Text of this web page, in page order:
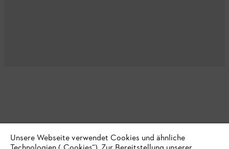
Unsere Webseite verwendet Cookies und ähnliche